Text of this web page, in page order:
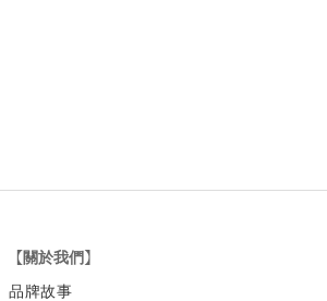
【關於我們】
品牌故事